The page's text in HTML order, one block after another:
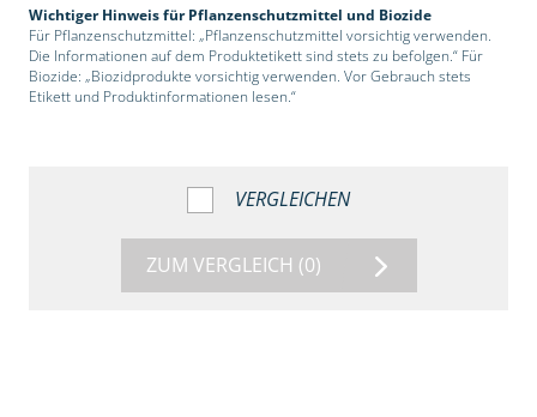
Wichtiger Hinweis für Pflanzenschutzmittel und Biozide
Für Pflanzenschutzmittel: „Pflanzenschutzmittel vorsichtig verwenden.
Die Informationen auf dem Produktetikett sind stets zu befolgen.“ Für
Biozide: „Biozidprodukte vorsichtig verwenden. Vor Gebrauch stets
Etikett und Produktinformationen lesen.“
VERGLEICHEN
ZUM VERGLEICH (0)